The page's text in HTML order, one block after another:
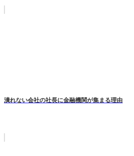
潰れない会社の社長に金融機関が集まる理由